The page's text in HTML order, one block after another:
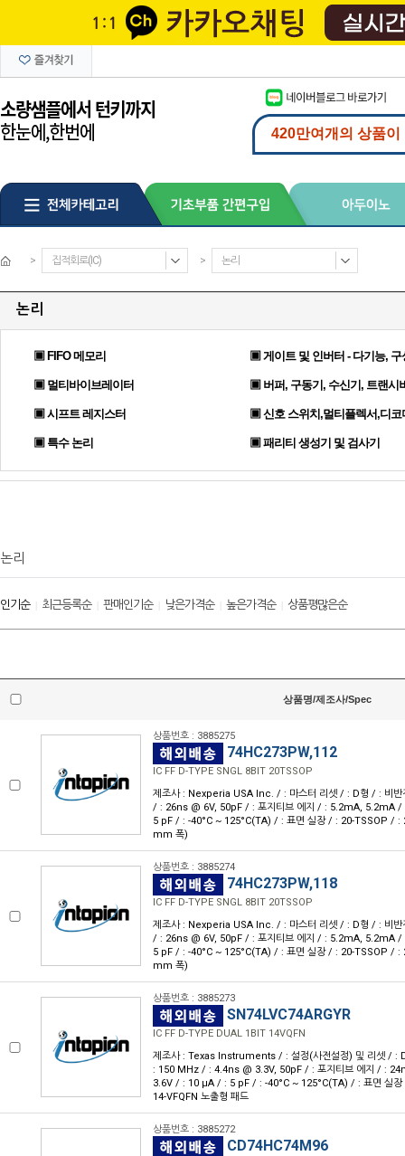
> 집적회로(IC) > 논리
논리
▣ FIFO 메모리 ▣ 게이트 및 인버터 - 다기능, 구
▣ 멀티바이브레이터 ▣ 버퍼, 구동기, 수신기, 트랜시
▣ 시프트 레지스터 ▣ 신호 스위치,멀티플렉서,디코
▣ 특수 논리 ▣ 패리티 생성기 및 검사기
논리
인기순| 최근등록순| 판매인기순| 낮은가격순| 높은가격순| 상품평많은순
상품명/제조사/Spec
상품번호 : 3885275
74HC273PW,112
IC FF D-TYPE SNGL 8BIT 20TSSOP
제조사 : Nexperia USA Inc. / : 마스터 리셋 / : D형 / : 비
/ : 26ns @ 6V, 50pF / : 포지티브 에지 / : 5.2mA, 5.2mA
5 pF / : -40°C ~ 125°C(TA) / : 표면 실장 / : 20-TSSOP / :
mm 폭)
상품번호 : 3885274
74HC273PW,118
IC FF D-TYPE SNGL 8BIT 20TSSOP
제조사 : Nexperia USA Inc. / : 마스터 리셋 / : D형 / : 비
/ : 26ns @ 6V, 50pF / : 포지티브 에지 / : 5.2mA, 5.2mA
5 pF / : -40°C ~ 125°C(TA) / : 표면 실장 / : 20-TSSOP / :
mm 폭)
상품번호 : 3885273
SN74LVC74ARGYR
IC FF D-TYPE DUAL 1BIT 14VQFN
제조사 : Texas Instruments / : 설정(사전설정) 및 리셋 / :
: 150 MHz / : 4.4ns @ 3.3V, 50pF / : 포지티브 에지 / :
3.6V / : 10 μA / : 5 pF / : -40°C ~ 125°C(TA) / : 표면 실
14-VFQFN 노출형 패드
상품번호 : 3885272
CD74HC74M96